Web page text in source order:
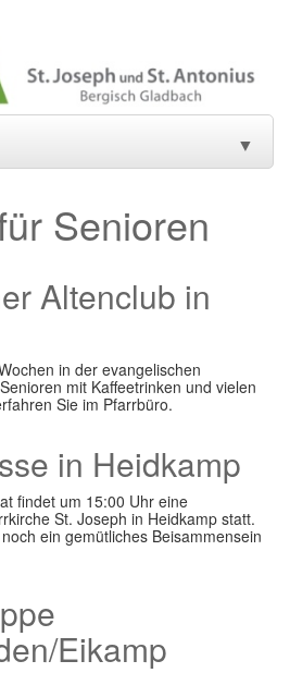
▼
Senioren
Altenclub in
in der evangelischen
mit Kaffeetrinken und vielen
Sie im Pfarrbüro.
in Heidkamp
findet um 15:00 Uhr eine
St. Joseph in Heidkamp statt.
ein gemütliches Beisammensein
Eikamp